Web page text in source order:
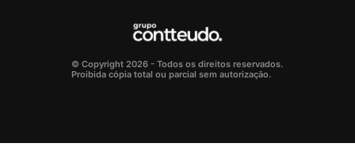
© Copyright 2026 - Todos os direitos reservados.
Proibida cópia total ou parcial sem autorização.